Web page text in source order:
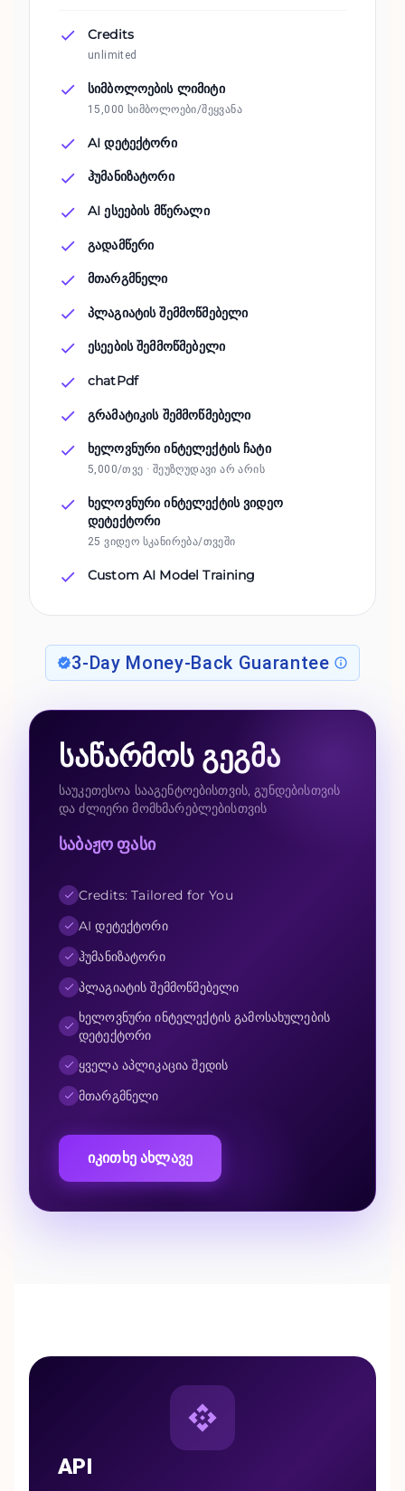
Credits
unlimited
სიმბოლოების ლიმიტი
15,000 სიმბოლოები/შეყვანა
AI დეტექტორი
ჰუმანიზატორი
AI ესეების მწერალი
გადამწერი
მთარგმნელი
პლაგიატის შემმოწმებელი
ესეების შემმოწმებელი
chatPdf
გრამატიკის შემმოწმებელი
ხელოვნური ინტელექტის ჩატი
5,000/თვე · შეუზღუდავი არ არის
ხელოვნური ინტელექტის ვიდეო
დეტექტორი
25 ვიდეო სკანირება/თვეში
Custom AI Model Training
3-Day Money-Back Guarantee
საწარმოს გეგმა
საუკეთესოა სააგენტოებისთვის, გუნდებისთვის
და ძლიერი მომხმარებლებისთვის
საბაჟო ფასი
Credits: Tailored for You
AI დეტექტორი
ჰუმანიზატორი
პლაგიატის შემმოწმებელი
ხელოვნური ინტელექტის გამოსახულების
დეტექტორი
ყველა აპლიკაცია შედის
მთარგმნელი
იკითხე ახლავე
API